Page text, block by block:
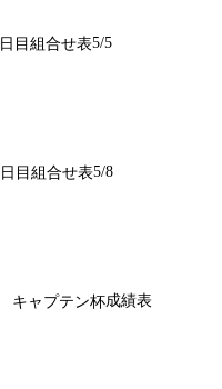
目組合せ表5/5
目組合せ表5/8
キャプテン杯成績表